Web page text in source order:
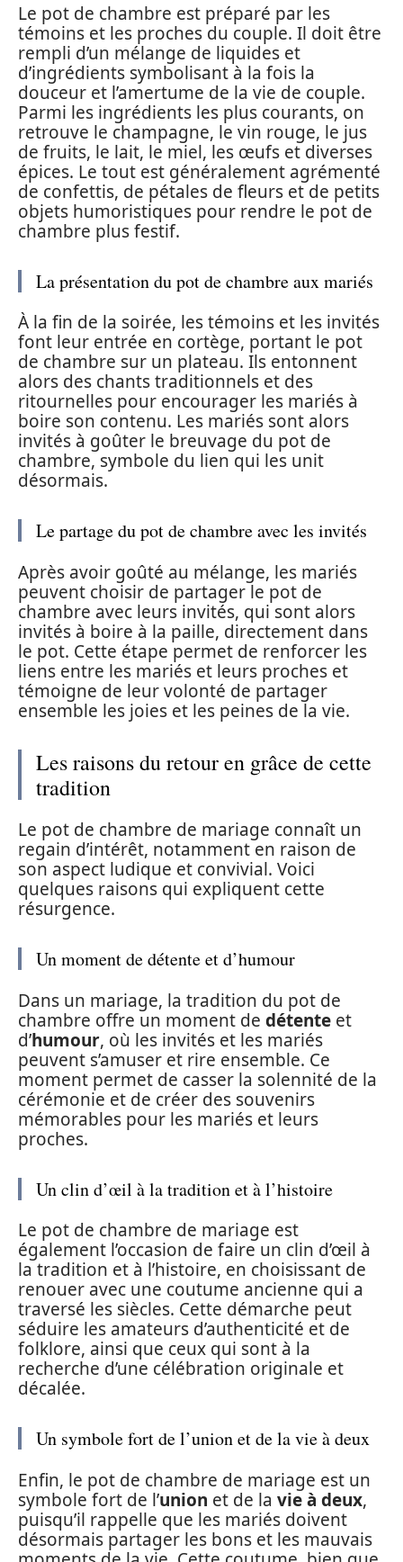
Le pot de chambre est préparé par les
témoins et les proches du couple. Il doit être
rempli d’un mélange de liquides et
d’ingrédients symbolisant à la fois la
douceur et l’amertume de la vie de couple.
Parmi les ingrédients les plus courants, on
retrouve le champagne, le vin rouge, le jus
de fruits, le lait, le miel, les œufs et diverses
épices. Le tout est généralement agrémenté
de confettis, de pétales de fleurs et de petits
objets humoristiques pour rendre le pot de
chambre plus festif.
La présentation du pot de chambre aux mariés
À la fin de la soirée, les témoins et les invités
font leur entrée en cortège, portant le pot
de chambre sur un plateau. Ils entonnent
alors des chants traditionnels et des
ritournelles pour encourager les mariés à
boire son contenu. Les mariés sont alors
invités à goûter le breuvage du pot de
chambre, symbole du lien qui les unit
désormais.
Le partage du pot de chambre avec les invités
Après avoir goûté au mélange, les mariés
peuvent choisir de partager le pot de
chambre avec leurs invités, qui sont alors
invités à boire à la paille, directement dans
le pot. Cette étape permet de renforcer les
liens entre les mariés et leurs proches et
témoigne de leur volonté de partager
ensemble les joies et les peines de la vie.
Les raisons du retour en grâce de cette
tradition
Le pot de chambre de mariage connaît un
regain d’intérêt, notamment en raison de
son aspect ludique et convivial. Voici
quelques raisons qui expliquent cette
résurgence.
Un moment de détente et d’humour
Dans un mariage, la tradition du pot de
chambre offre un moment de détente et
d’humour, où les invités et les mariés
peuvent s’amuser et rire ensemble. Ce
moment permet de casser la solennité de la
cérémonie et de créer des souvenirs
mémorables pour les mariés et leurs
proches.
Un clin d’œil à la tradition et à l’histoire
Le pot de chambre de mariage est
également l’occasion de faire un clin d’œil à
la tradition et à l’histoire, en choisissant de
renouer avec une coutume ancienne qui a
traversé les siècles. Cette démarche peut
séduire les amateurs d’authenticité et de
folklore, ainsi que ceux qui sont à la
recherche d’une célébration originale et
décalée.
Un symbole fort de l’union et de la vie à deux
Enfin, le pot de chambre de mariage est un
symbole fort de l’union et de la vie à deux,
puisqu’il rappelle que les mariés doivent
désormais partager les bons et les mauvais